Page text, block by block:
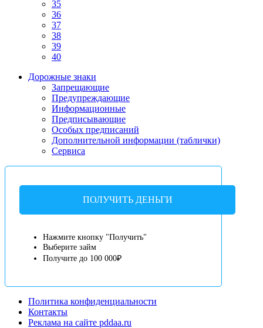
35
36
37
38
39
40
Дорожные знаки
Запрещающие
Предупреждающие
Информационные
Предписывающие
Особых предписаний
Дополнительной информации (таблички)
Сервиса
ПОЛУЧИТЬ ДЕНЬГИ
Нажмите кнопку "Получить"
Выберите займ
Получите до 100 000₽
Политика конфиденциальности
Контакты
Реклама на сайте pddaa.ru